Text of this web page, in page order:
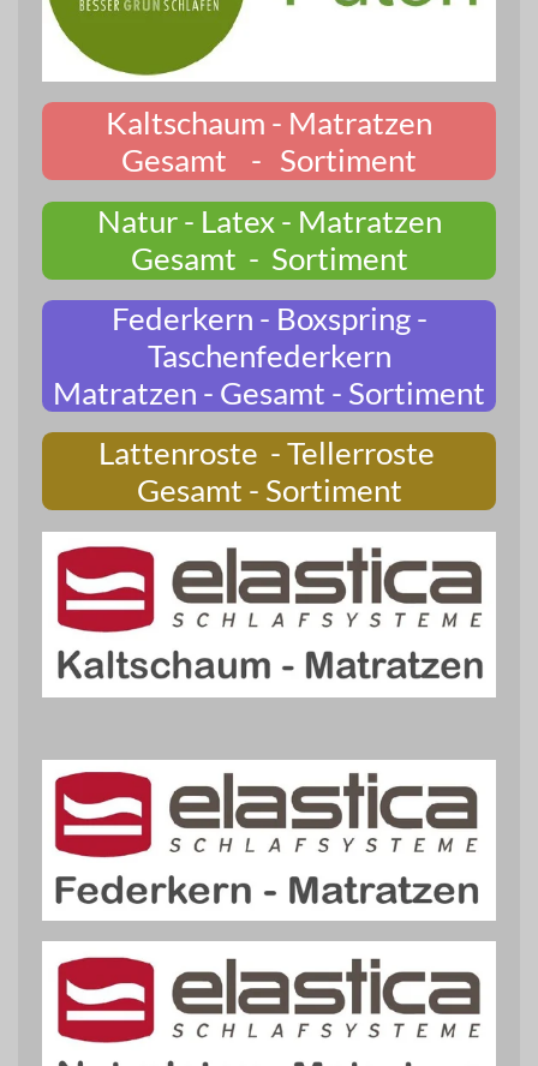
Kaltschaum - Matratzen
Gesamt - Sortiment
Natur - Latex - Matratzen
Gesamt - Sortiment
Federkern - Boxspring -
Taschenfederkern
Matratzen - Gesamt - Sortiment
Lattenroste - Tellerroste
Gesamt - Sortiment